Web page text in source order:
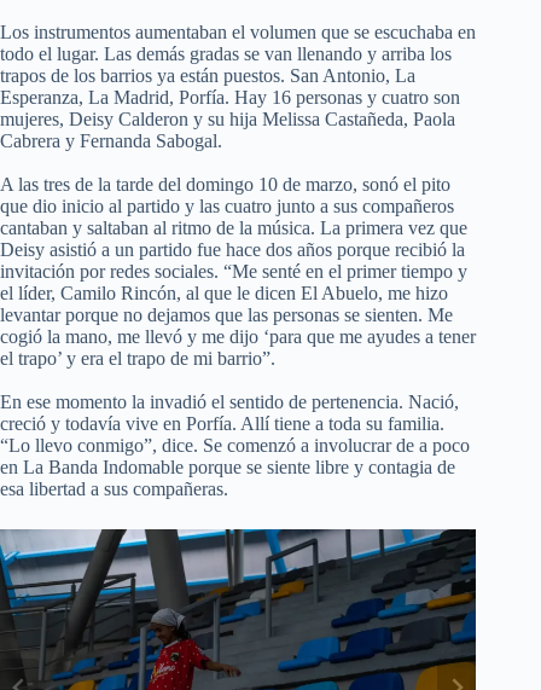
Los instrumentos aumentaban el volumen que se escuchaba en
todo el lugar. Las demás gradas se van llenando y arriba los
trapos de los barrios ya están puestos. San Antonio, La
Esperanza, La Madrid, Porfía. Hay 16 personas y cuatro son
mujeres, Deisy Calderon y su hija Melissa Castañeda, Paola
Cabrera y Fernanda Sabogal.
A las tres de la tarde del domingo 10 de marzo, sonó el pito
que dio inicio al partido y las cuatro junto a sus compañeros
cantaban y saltaban al ritmo de la música. La primera vez que
Deisy asistió a un partido fue hace dos años porque recibió la
invitación por redes sociales. “Me senté en el primer tiempo y
el líder, Camilo Rincón, al que le dicen El Abuelo, me hizo
levantar porque no dejamos que las personas se sienten. Me
cogió la mano, me llevó y me dijo ‘para que me ayudes a tener
el trapo’ y era el trapo de mi barrio”.
En ese momento la invadió el sentido de pertenencia. Nació,
creció y todavía vive en Porfía. Allí tiene a toda su familia.
“Lo llevo conmigo”, dice. Se comenzó a involucrar de a poco
en La Banda Indomable porque se siente libre y contagia de
esa libertad a sus compañeras.